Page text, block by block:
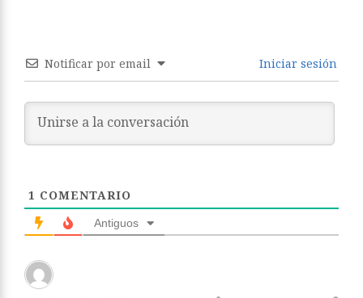
Notificar por email Iniciar sesión
1 COMENTARIO
Antiguos